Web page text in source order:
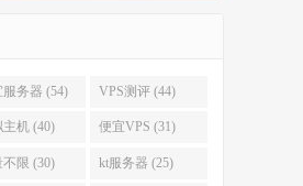
服务器 (54) VPS测评 (44)
主机 (40) 便宜VPS (31)
不限 (30) kt服务器 (25)